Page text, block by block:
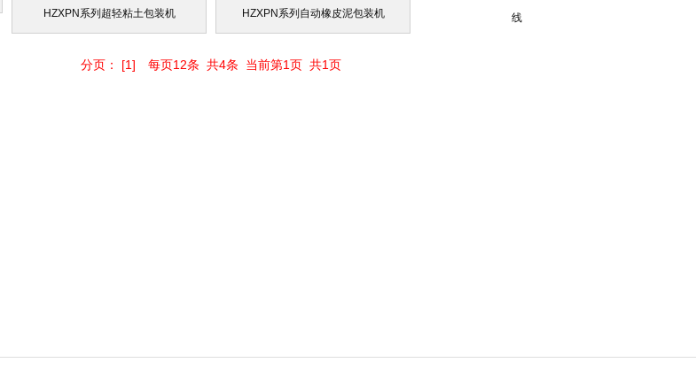
HZXPN系列超轻粘土包装机
HZXPN系列自动橡皮泥包装机 线
分页： [1] 每页12条 共4条 当前第1页 共1页